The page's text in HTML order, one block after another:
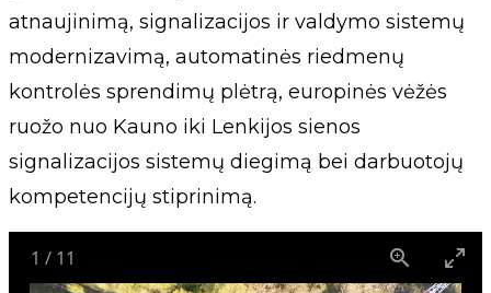
atnaujinimą, signalizacijos ir valdymo sistemų
modernizavimą, automatinės riedmenų
kontrolės sprendimų plėtrą, europinės vėžės
ruožo nuo Kauno iki Lenkijos sienos
signalizacijos sistemų diegimą bei darbuotojų
kompetencijų stiprinimą.
1 / 11